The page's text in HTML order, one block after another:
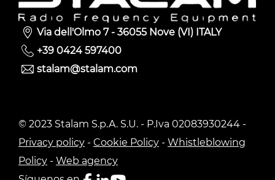
Via dell'Olmo 7 - 36055 Nove (VI) ITALY
+39 0424 597400
stalam@stalam.com
© 2023 Stalam S.p.A. S.U. - P.Iva 02083930244 -
Privacy policy - Cookie Policy - Whistleblowing
Policy - Web agency